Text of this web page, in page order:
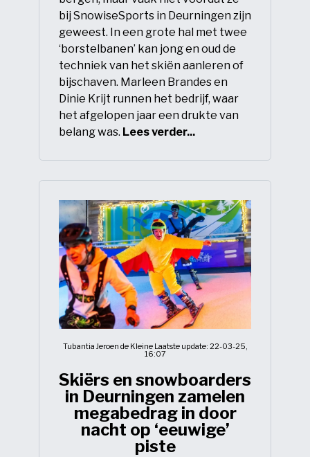
bij SnowiseSports in Deurningen zijn
geweest. In een grote hal met twee
‘borstelbanen’ kan jong en oud de
techniek van het skiën aanleren of
bijschaven. Marleen Brandes en
Dinie Krijt runnen het bedrijf, waar
het afgelopen jaar een drukte van
belang was. Lees verder...
Tubantia Jeroen de Kleine Laatste update: 22-03-25,
16:07
Skiërs en snowboarders
in Deurningen zamelen
megabedrag in door
nacht op ‘eeuwige’
piste